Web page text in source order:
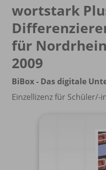
wortstark
für
2009
BiBox - Das digitale
Einzellizenz für Schüler/-